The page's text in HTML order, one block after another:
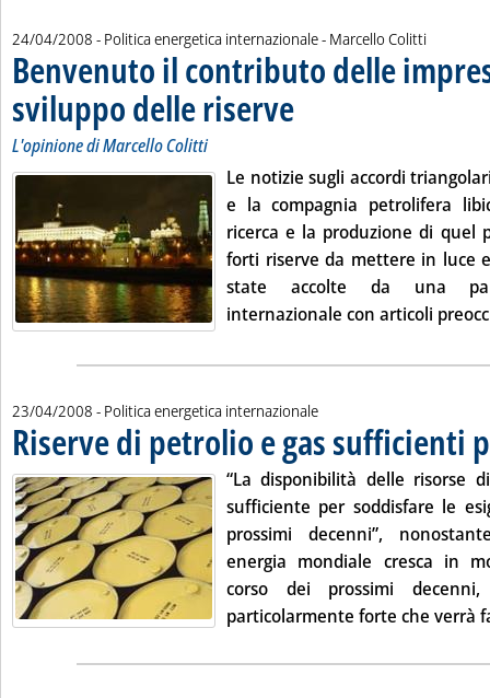
24/04/2008 - Politica energetica internazionale - di:
Marcello Colitti
Benvenuto il contributo delle
sviluppo delle riserve . Sottotitolo: L'opinione di Marcello
. Pubblicata giovedì 24 aprile 2008
L'opinione di Marcello Colitti
Le notizie sugli accordi
e la compagnia petrolifera
ricerca e la produzione di quel
forti riserve da mettere in luce
state accolte da una
internazionale con articoli
23/04/2008 - Politica energetica internazionale
Riserve di petrolio e gas sufficienti
“La disponibilità delle risorse
sufficiente per soddisfare le
prossimi decenni”,
energia mondiale cresca in
corso dei prossimi
particolarmente forte che verrà